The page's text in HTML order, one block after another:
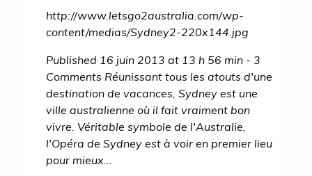
http://www.letsgo2australia.com/wp-
content/medias/Sydney2-220x144.jpg
Published 16 juin 2013 at 13 h 56 min - 3
Comments Réunissant tous les atouts d'une
destination de vacances, Sydney est une
ville australienne où il fait vraiment bon
vivre. Véritable symbole de l'Australie,
l'Opéra de Sydney est à voir en premier lieu
pour mieux...